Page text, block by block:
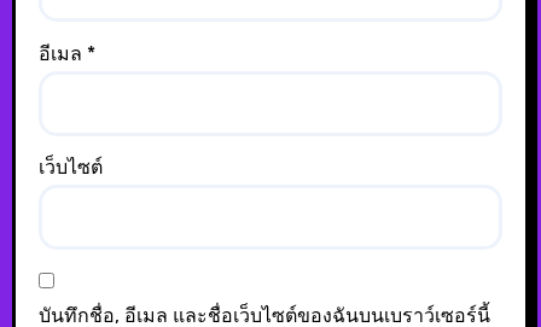
อีเมล *
เว็บไซต์
บันทึกชื่อ, อีเมล และชื่อเว็บไซต์ของฉันบนเบราว์เซอร์นี้